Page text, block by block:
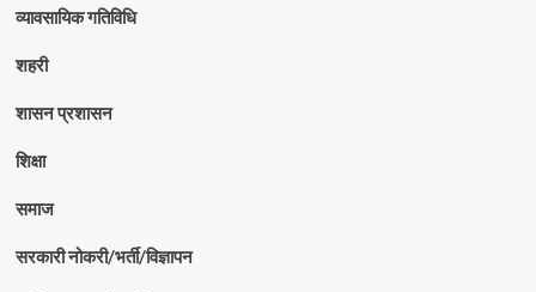
व्यावसायिक गतिविधि
शहरी
शासन प्रशासन
शिक्षा
समाज
सरकारी नोकरी/भर्ती/विज्ञापन